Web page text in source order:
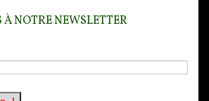
NOTRE NEWSLETTER